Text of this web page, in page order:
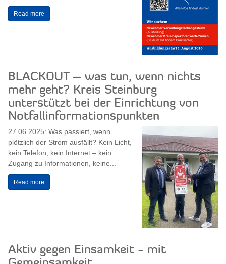
Read more
BLACKOUT – was tun, wenn nichts
mehr geht? Kreis Steinburg
unterstützt bei der Einrichtung von
Notfallinformationspunkten
27.06.2025: Was passiert, wenn
plötzlich der Strom ausfällt? Kein Licht,
kein Telefon, kein Internet – kein
Zugang zu Informationen, keine...
Read more
Aktiv gegen Einsamkeit - mit